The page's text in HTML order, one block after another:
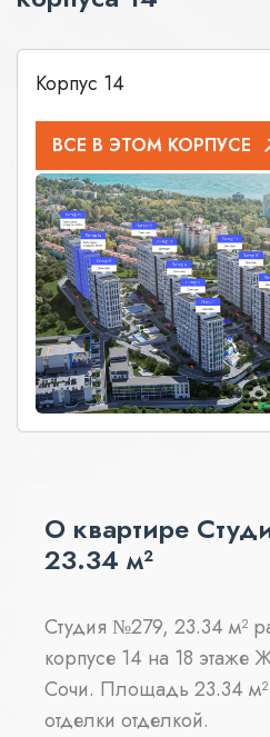
Корпус 14
ВСЕ В ЭТОМ КОРПУСЕ
О квартире
23.34 м²
Студия №279, 23.34 м²
корпусе 14 на 18 этаже
Сочи. Площадь 23.34 м²
отделки отделкой.